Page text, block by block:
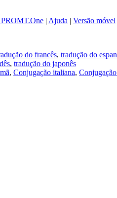
| Ajuda | Versão móvel
do francês, tradução do
, tradução do japonês
, Conjugação italiana,